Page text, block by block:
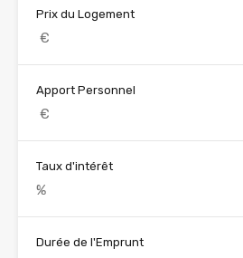
Prix du Logement
Apport Personnel
Taux d'intérêt
Durée de l'Emprunt